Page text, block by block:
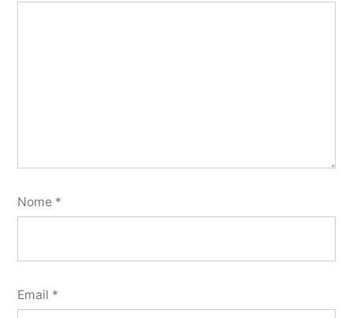
Nome *
Email *